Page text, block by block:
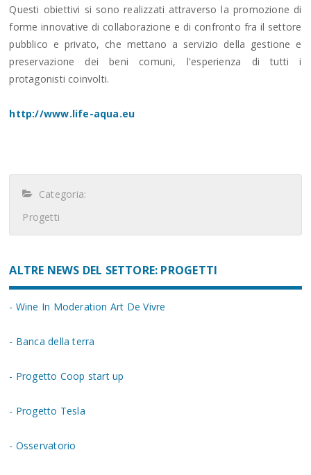
Questi obiettivi si sono realizzati attraverso la promozione di
forme innovative di collaborazione e di confronto fra il settore
pubblico e privato, che mettano a servizio della gestione e
preservazione dei beni comuni, l'esperienza di tutti i
protagonisti coinvolti.
http://www.life-aqua.eu
Categoria:
Progetti
ALTRE NEWS DEL SETTORE: PROGETTI
- Wine In Moderation Art De Vivre
- Banca della terra
- Progetto Coop start up
- Progetto Tesla
- Osservatorio